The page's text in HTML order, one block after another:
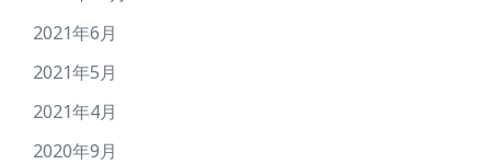
2021年6月
2021年5月
2021年4月
2020年9月